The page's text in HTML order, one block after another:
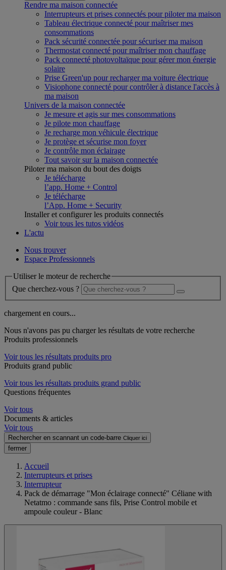
Rendre ma maison connectée
Interrupteurs et prises connectés pour piloter ma maison
Tableau électrique connecté pour maîtriser mes
consommations
Pack sécurité connectée pour sécuriser ma maison
Thermostat connecté pour maîtriser mon chauffage
Pack connecté photovoltaïque pour gérer mon énergie
solaire
Prise Green'up pour recharger ma voiture électrique
Visiophone connecté pour contrôler à distance l'accès à
ma maison
Univers de la maison connectée
Je mesure et agis sur mes consommations
Je pilote mon chauffage
Je recharge mon véhicule électrique
Je protège et sécurise mon foyer
Je contrôle mon éclairage
Tout savoir sur la maison connectée
Piloter ma maison du bout des doigts
Je télécharge
l’app. Home + Control
Je télécharge
l’App. Home + Security
Installer et configurer les produits connectés
Voir tous les tutos vidéos
L'actu
Nous trouver
Espace Professionnels
Utiliser le moteur de recherche
Que cherchez-vous ?
chargement en cours...
Nous n'avons pas pu charger les résultats de votre recherche
Produits professionnels
Voir tous les résultats produits pro
Produits grand public
Voir tous les résultats produits grand public
Questions fréquentes
Voir tous
Documents & articles
Voir tous
Rechercher en scannant un code-barre Cliquer ici
fermer
Accueil
Interrupteurs et prises
Interrupteur
Pack de démarrage "Mon éclairage connecté" Céliane with
Netatmo : commande sans fils, Prise Control mobile et
ampoule couleur - Blanc